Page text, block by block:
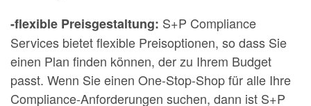
-flexible Preisgestaltung: S+P Compliance
Services bietet flexible Preisoptionen, so dass Sie
einen Plan finden können, der zu Ihrem Budget
passt. Wenn Sie einen One-Stop-Shop für alle Ihre
Compliance-Anforderungen suchen, dann ist S+P